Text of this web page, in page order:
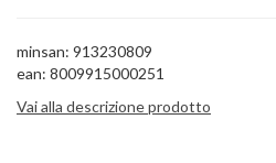
minsan: 913230809
ean: 8009915000251
Vai alla descrizione prodotto